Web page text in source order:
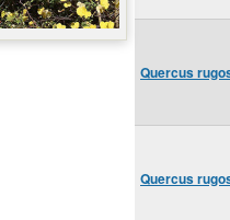
Quercus
Quercus